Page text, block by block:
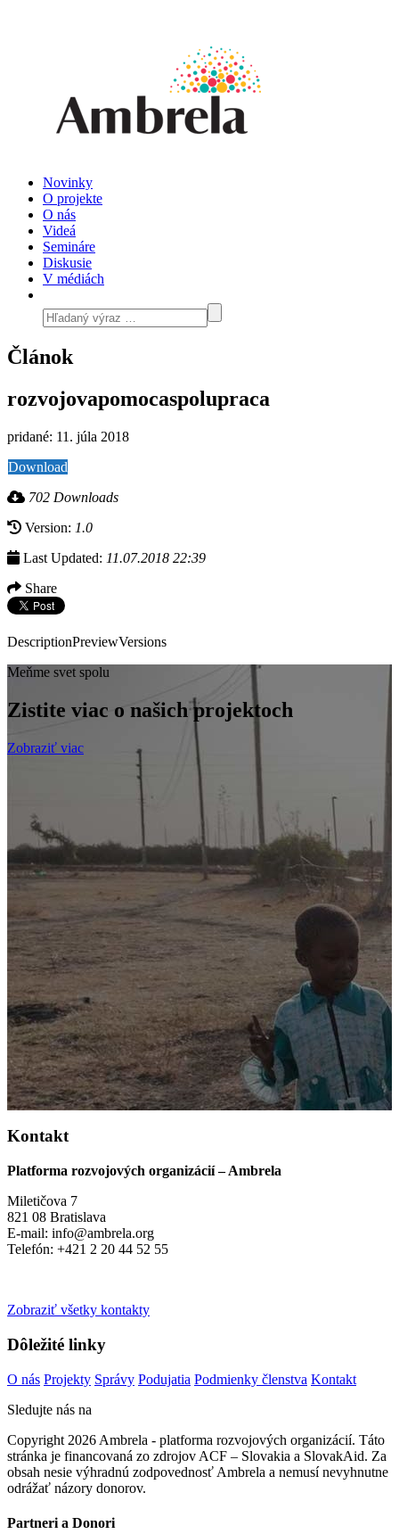
Novinky
O projekte
O nás
Videá
Semináre
Diskusie
V médiách
Článok
rozvojovapomocaspolupraca
pridané: 11. júla 2018
Download
702 Downloads
Version: 1.0
Last Updated: 11.07.2018 22:39
Share
DescriptionPreviewVersions
Meňme svet spolu
Zistite viac o našich projektoch
Zobraziť viac
Kontakt
Platforma rozvojových organizácií – Ambrela
Miletičova 7
821 08 Bratislava
E-mail: info@ambrela.org
Telefón: +421 2 20 44 52 55
Zobraziť všetky kontakty
Dôležité linky
O nás Projekty Správy Podujatia Podmienky členstva Kontakt
Sledujte nás na
Copyright 2026 Ambrela - platforma rozvojových organizácií. Táto
stránka je financovaná zo zdrojov ACF – Slovakia a SlovakAid. Za
obsah nesie výhradnú zodpovednosť Ambrela a nemusí nevyhnutne
odrážať názory donorov.
Partneri a Donori